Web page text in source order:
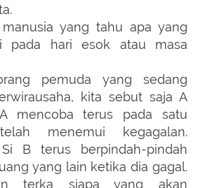
yang tahu apa yang
pada hari esok atau masa
pemuda yang sedang
kita sebut saja A
mencoba terus pada satu
menemui kegagalan.
B terus berpindah-pindah
yang lain ketika dia gagal.
terka siapa yang akan